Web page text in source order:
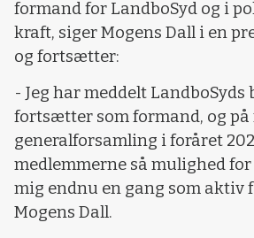
formand for LandboSyd og i
kraft, siger Mogens Dall i en
og fortsætter:
- Jeg har meddelt LandboSyds
fortsætter som formand, og
generalforsamling i foråret
medlemmerne så mulighed
mig endnu en gang som aktiv
Mogens Dall.